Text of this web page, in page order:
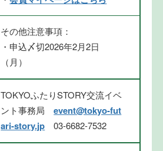
その他注意事項：
・申込〆切2026年2月2日
（月）
TOKYOふたりSTORY交流イベ
ント事務局event@tokyo-fut
ari-story.jp 03-6682-7532